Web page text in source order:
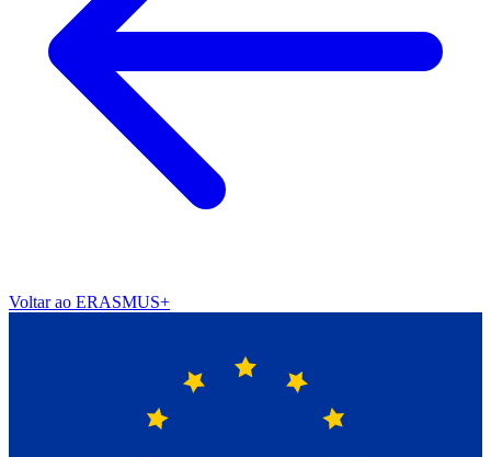
Voltar ao ERASMUS+